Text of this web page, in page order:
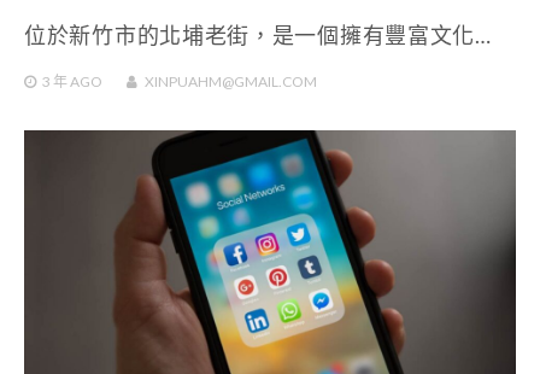
位於新竹市的北埔老街，是一個擁有豐富文化…
3 年AGO XINPUAHM@GMAIL.COM